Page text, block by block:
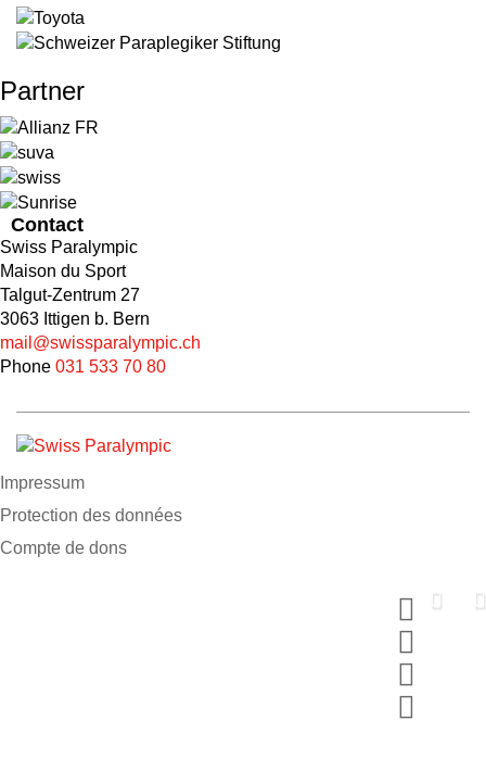
Partner
Contact
Swiss Paralympic
Maison du Sport
Talgut-Zentrum 27
3063 Ittigen b. Bern
mail@swissparalympic.ch
Phone 031 533 70 80
Impressum
Protection des données
Compte de dons